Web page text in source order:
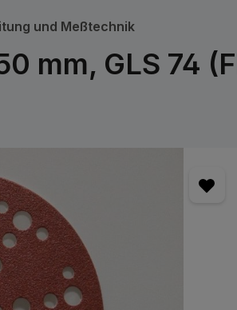
und Meßtechnik
mm, GLS 74